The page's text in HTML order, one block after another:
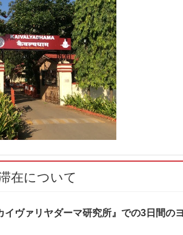
在について
イヴァリヤダーマ研究所』での3日間の